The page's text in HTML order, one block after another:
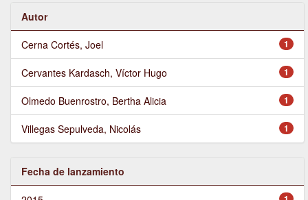
Autor
1
Cerna Cortés, Joel
1
Cervantes Kardasch, Víctor Hugo
1
Olmedo Buenrostro, Bertha Alicia
1
Villegas Sepulveda, Nicolás
Fecha de lanzamiento